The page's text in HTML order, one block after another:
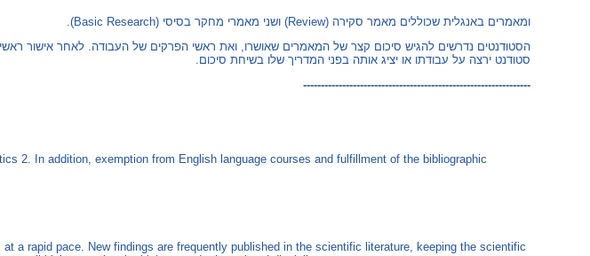
ומאמרים באנגלית שכוללים מאמר סקירה (‏ Review‎)‏ ושני מאמרי מחקר בסיסי (‏ Basic Research‎)‏.
הסטודנטים נדרשים להגיש סיכום קצר של המאמרים שאושרו, ואת ראשי הפרקים של העבודה. לאחר אישור
סטודנט ירצה על עבודתו או יציג אותה בפני המדריך שלו בשיחת סיכום.
----------------------------------------------------------------
2. In addition, exemption from English language courses and fulfillment of the bibliographic
a rapid pace. New findings are frequently published in the scientific literature, keeping the scientific